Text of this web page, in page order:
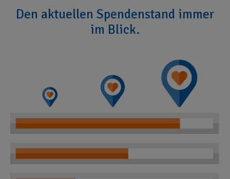
Den aktuellen Spendenstand immer
im Blick.